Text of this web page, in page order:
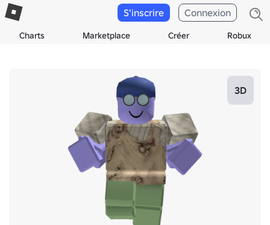
Charts Marketplace Créer Robux
S'inscrire Connexion
3D